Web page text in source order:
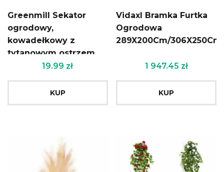
Greenmill Sekator
ogrodowy,
kowadełkowy z
tytanowym ostrzem
19.99 zł
KUP
Vidaxl Bramka Furtka
Ogrodowa
289X200Cm/306X250Cm
1 947.45 zł
KUP